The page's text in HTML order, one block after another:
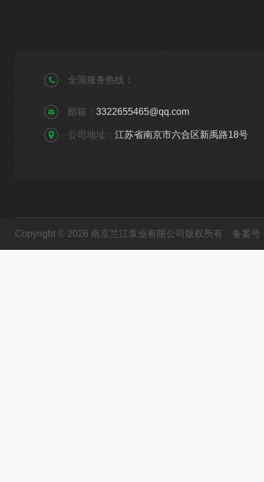
全国服务热线：
邮箱： 3322655465@qq.com
公司地址： 江苏省南京市六合区新禹路18号
Copyright © 2026 南京兰江泵业有限公司版权所有 备案号